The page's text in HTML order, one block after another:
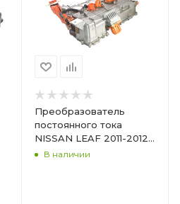
Преобразователь
постоянного тока
NISSAN LEAF 2011-2012
292C0-3NA0B
В наличии